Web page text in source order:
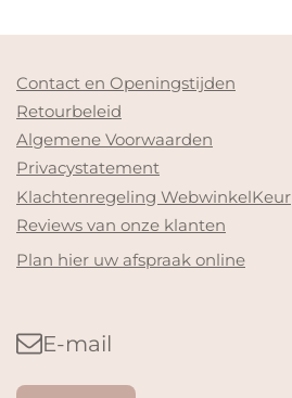
Contact en Openingstijden
Retourbeleid
Algemene Voorwaarden
Privacystatement
Klachtenregeling WebwinkelKeur
Reviews van onze klanten
Plan hier uw afspraak online
E-mail